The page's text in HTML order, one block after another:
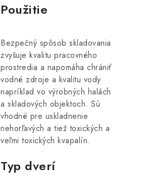
Použitie
Bezpečný spôsob skladovania
zvyšuje kvalitu pracovného
prostredia a napomáha chrániť
vodné zdroje a kvalitu vody
napríklad vo výrobných halách
a skladových objektoch. Sú
vhodné pre uskladnenie
nehorľavých a tiež toxických a
veľmi toxických kvapalín.
Typ dverí